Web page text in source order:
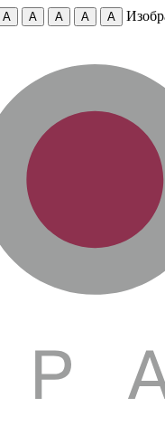
A A A A A